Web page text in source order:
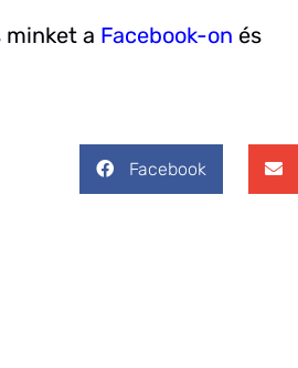
minket a Facebook-on és
Facebook